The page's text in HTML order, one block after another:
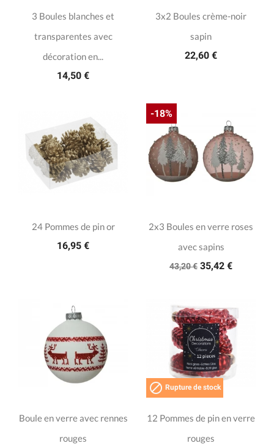
3 Boules blanches et
transparentes avec
décoration en...
14,50 €
3x2 Boules crème-noir
sapin
22,60 €
24 Pommes de pin or
16,95 €
2x3 Boules en verre roses
avec sapins
43,20 € 35,42 €
-18%
Boule en verre avec rennes
rouges
 Rupture de stock
12 Pommes de pin en verre
rouges